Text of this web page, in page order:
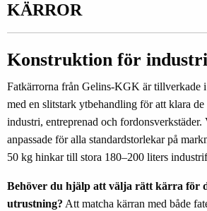
KÄRROR
Konstruktion för
Fatkärrorna från Gelins-KGK är tillverkade
med en slitstark ytbehandling för att klara
industri, entreprenad och
anpassade för alla standardstorlekar på
50 kg hinkar till stora 180–200 liters
Behöver du hjälp att välja rätt kärra för
utrustning? Att matcha kärran med både